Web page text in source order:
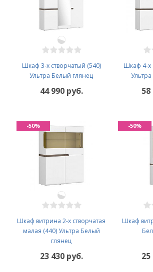
Шкаф 3-х створчатый (540)
Ультра Белый глянец
44 990 руб.
Шкаф 4-х
58
Шкаф витрина 2-х створчатая
малая (440) Ультра Белый
глянец
23 430 руб.
-50%
Шкаф
25
-50%